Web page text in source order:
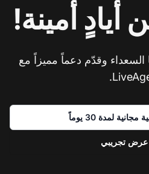
أمينة!
السعداء وقدّم دعماً مميزاً مع
لمدة 30 يوماً
تجريبي